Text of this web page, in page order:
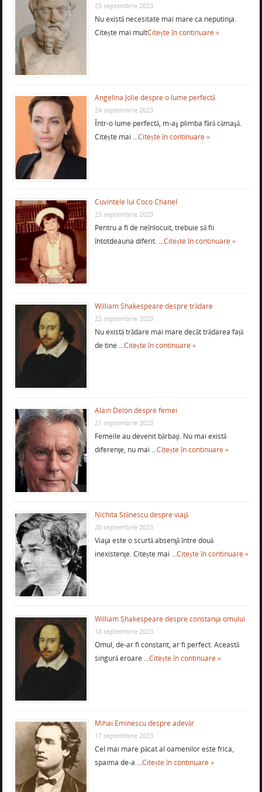
25 septembrie 2023
Nu există necesitate mai mare ca neputinţa.
Citește mai multCitește în continuare »
Angelina Jolie despre o lume perfectă
24 septembrie 2023
Într-o lume perfectă, m-aş plimba fără cămaşă.
Citește mai …Citește în continuare »
Cuvintele lui Coco Chanel
23 septembrie 2023
Pentru a fi de neînlocuit, trebuie să fii
întotdeauna diferit. …Citește în continuare »
William Shakespeare despre trădare
22 septembrie 2023
Nu există trădare mai mare decât trădarea față
de tine …Citește în continuare »
Alain Delon despre femei
21 septembrie 2023
Femeile au devenit bărbaţi. Nu mai există
diferenţe, nu mai …Citește în continuare »
Nichita Stănescu despre viaţă
20 septembrie 2023
Viaţa este o scurtă absenţă între două
inexistenţe. Citește mai …Citește în continuare »
William Shakespeare despre constanţa omului
18 septembrie 2023
Omul, de-ar fi constant, ar fi perfect. Această
singură eroare …Citește în continuare »
Mihai Eminescu despre adevăr
17 septembrie 2023
Cel mai mare păcat al oamenilor este frica,
spaima de-a …Citește în continuare »